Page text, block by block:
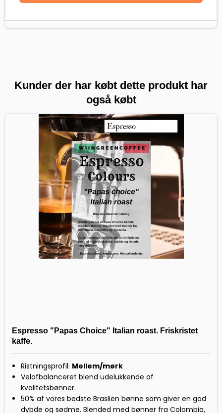
Kunder der har købt dette produkt har
også købt
Espresso "Papas Choice" Italian roast. Friskristet
kaffe.
Ristningsprofil: Mellem/mørk
Velafbalanceret blend udelukkende af
kvalitetsbønner.
50% af vores bedste Braslien bønne som giver en god
dybde og sødme. Blended med bønner fra Colombia,